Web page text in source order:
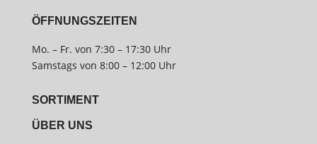
ÖFFNUNGSZEITEN
Mo. – Fr. von 7:30 – 17:30 Uhr
Samstags von 8:00 – 12:00 Uhr
SORTIMENT
ÜBER UNS